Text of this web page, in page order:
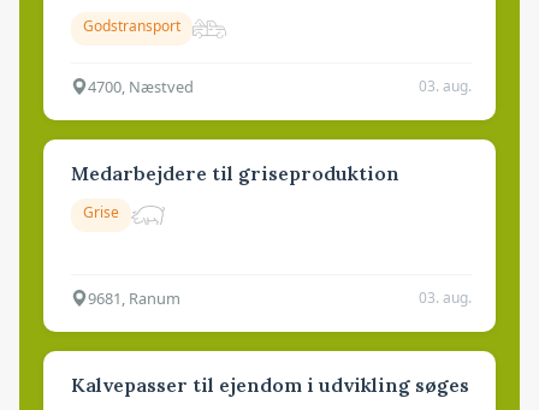
Godstransport
4700, Næstved 03. aug.
Medarbejdere til griseproduktion
Grise
9681, Ranum 03. aug.
Kalvepasser til ejendom i udvikling søges